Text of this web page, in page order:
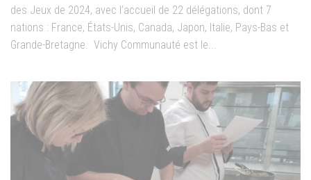
des Jeux de 2024, avec l’accueil de 22 délégations, dont 7
nations : France, États-Unis, Canada, Japon, Italie, Pays-Bas et
Grande-Bretagne. Vichy Communauté est le...